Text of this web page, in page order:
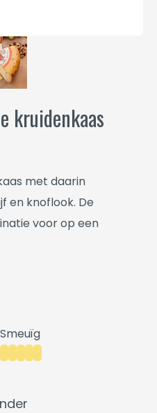
kruidenkaas
met daarin
en knoflook. De
voor op een
Smeuïg